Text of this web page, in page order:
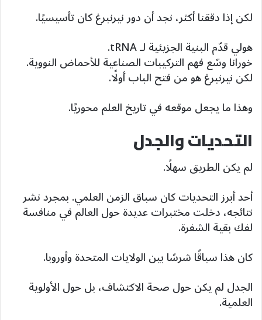
لكن إذا دققنا أكثر، نجد أن دور نيرنبرغ كان تأسيسيًا.
هولي قدّم البنية الجزيئية لـ tRNA.
خورانا وسّع فهم التركيبات الصناعية للأحماض النووية.
لكن نيرنبرغ هو من فتح الباب أولًا.
وهذا ما يجعل موقعه في تاريخ العلم محوريًا.
التحديات والجدل
لم يكن الطريق سهلًا.
أحد أبرز التحديات كان سباق الزمن العلمي. بمجرد نشر
نتائجه، دخلت مختبرات عديدة حول العالم في منافسة
لفك بقية الشفرة.
كان هذا سباقًا شرسًا بين الولايات المتحدة وأوروبا.
الجدل لم يكن حول صحة الاكتشاف، بل حول الأولوية
العلمية.